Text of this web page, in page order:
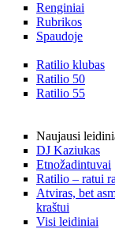
Renginiai
Rubrikos
Spaudoje
Ratilio klubas
Ratilio 50
Ratilio 55
Naujausi
DJ Kaziukas
Etnožadintuvai
Ratilio – ratui
Atviras, bet
kraštui
Visi leidiniai